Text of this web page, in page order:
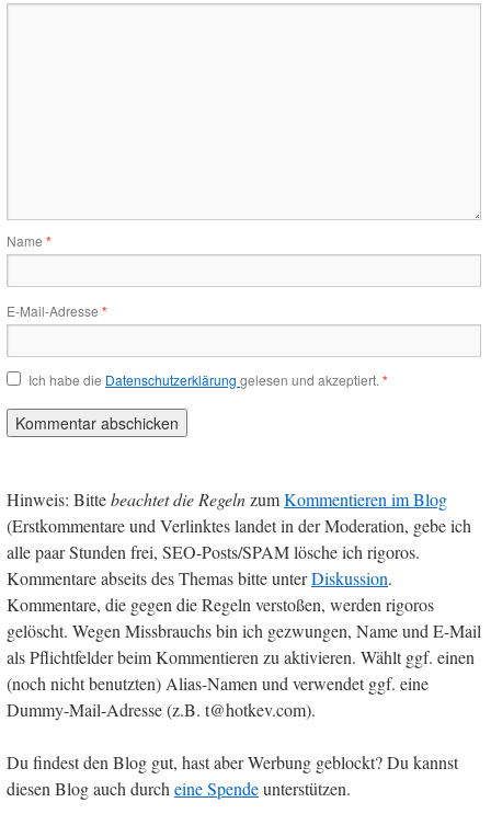
Name *
E-Mail-Adresse *
Ich habe die Datenschutzerklärung gelesen und akzeptiert. *
Hinweis: Bittebeachtet die RegelnzumKommentieren im Blog
(Erstkommentare und Verlinktes landet in der Moderation, gebe ich
alle paar Stunden frei, SEO-Posts/SPAM lösche ich rigoros.
Kommentare abseits des Themas bitte unterDiskussion.
Kommentare, die gegen die Regeln verstoßen, werden rigoros
gelöscht. Wegen Missbrauchs bin ich gezwungen, Name und E-Mail
als Pflichtfelder beim Kommentieren zu aktivieren. Wählt ggf. einen
(noch nicht benutzten) Alias-Namen und verwendet ggf. eine
Dummy-Mail-Adresse (z.B. t@hotkev.com).
Du findest den Blog gut, hast aber Werbung geblockt? Du kannst
diesen Blog auch durcheine Spendeunterstützen.